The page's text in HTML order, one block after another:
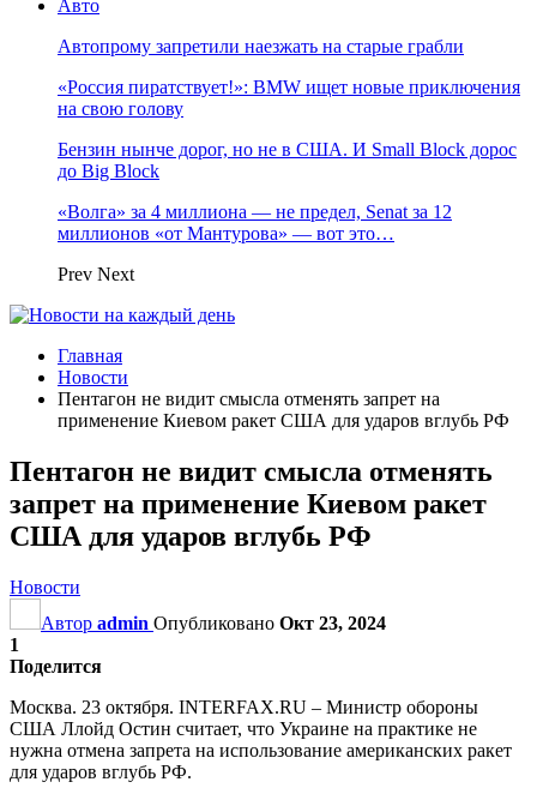
Авто
Автопрому запретили наезжать на старые грабли
«Россия пиратствует!»: BMW ищет новые приключения
на свою голову
Бензин нынче дорог, но не в США. И Small Block дорос
до Big Block
«Волга» за 4 миллиона — не предел, Senat за 12
миллионов «от Мантурова» — вот это…
Prev Next
Главная
Новости
Пентагон не видит смысла отменять запрет на
применение Киевом ракет США для ударов вглубь РФ
Пентагон не видит смысла отменять
запрет на применение Киевом ракет
США для ударов вглубь РФ
Новости
Автор admin Опубликовано Окт 23, 2024
1
Поделится
Москва. 23 октября. INTERFAX.RU – Министр обороны
США Ллойд Остин считает, что Украине на практике не
нужна отмена запрета на использование американских ракет
для ударов вглубь РФ.